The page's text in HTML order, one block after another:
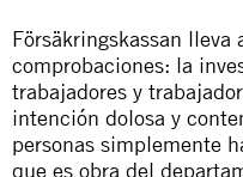
Försäkringskassan lleva
comprobaciones: la
trabajadores y
intención dolosa y
personas simplemente
que es obra del